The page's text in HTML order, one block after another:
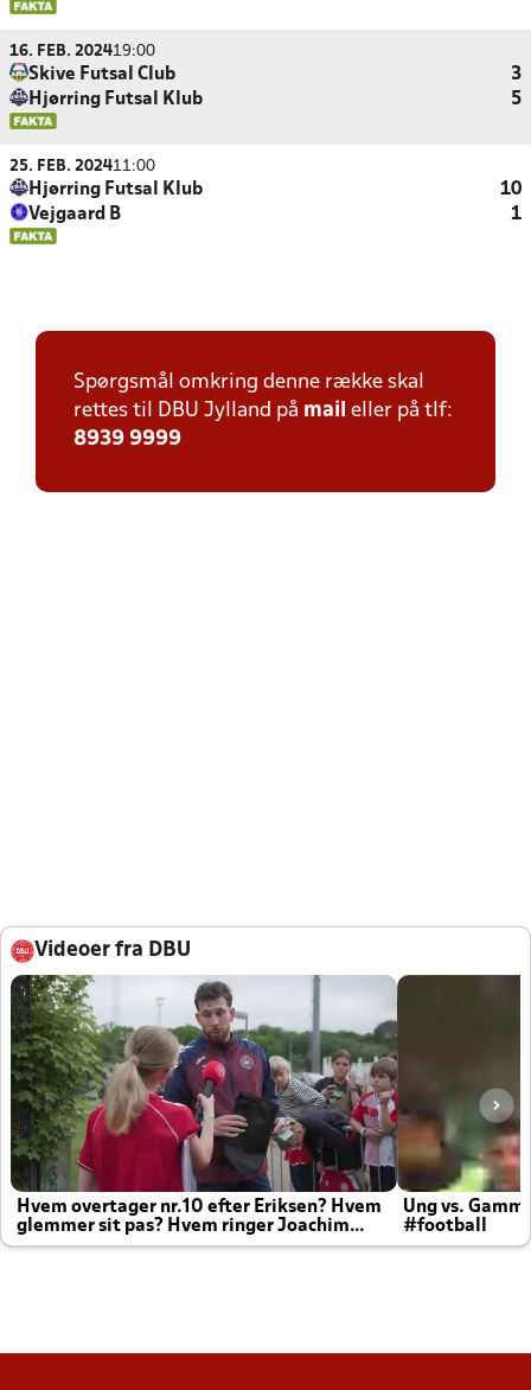
16. FEB. 202419:00
Skive Futsal Club
3
Hjørring Futsal Klub
5
25. FEB. 202411:00
Hjørring Futsal Klub
10
Vejgaard B
1
Spørgsmål omkring denne række skal
rettes til DBU Jylland på mail eller på tlf:
8939 9999
Videoer fra DBU
Hvem overtager nr.10 efter Eriksen? Hvem
glemmer sit pas? Hvem ringer Joachim
altid til efter kampe?
Ung vs.
#football